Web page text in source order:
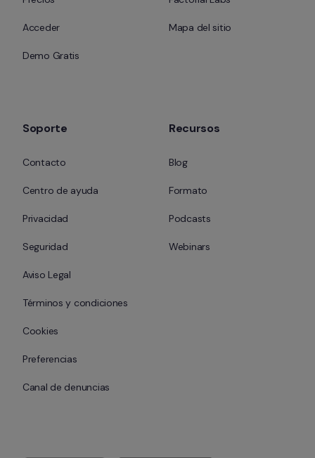
Acceder
Demo Gratis
Mapa del sitio
Soporte
Contacto
Centro de ayuda
Privacidad
Seguridad
Aviso Legal
Términos y condiciones
Cookies
Preferencias
Canal de denuncias
Recursos
Blog
Formato
Podcasts
Webinars